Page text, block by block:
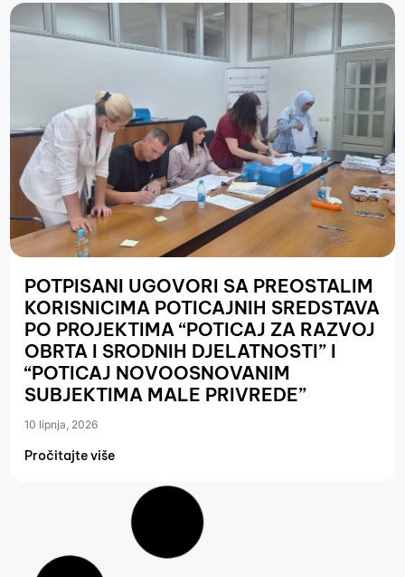
POTPISANI UGOVORI SA PREOSTALIM
KORISNICIMA POTICAJNIH SREDSTAVA
PO PROJEKTIMA “POTICAJ ZA RAZVOJ
OBRTA I SRODNIH DJELATNOSTI” I
“POTICAJ NOVOOSNOVANIM
SUBJEKTIMA MALE PRIVREDE”
10 lipnja, 2026
Pročitajte više